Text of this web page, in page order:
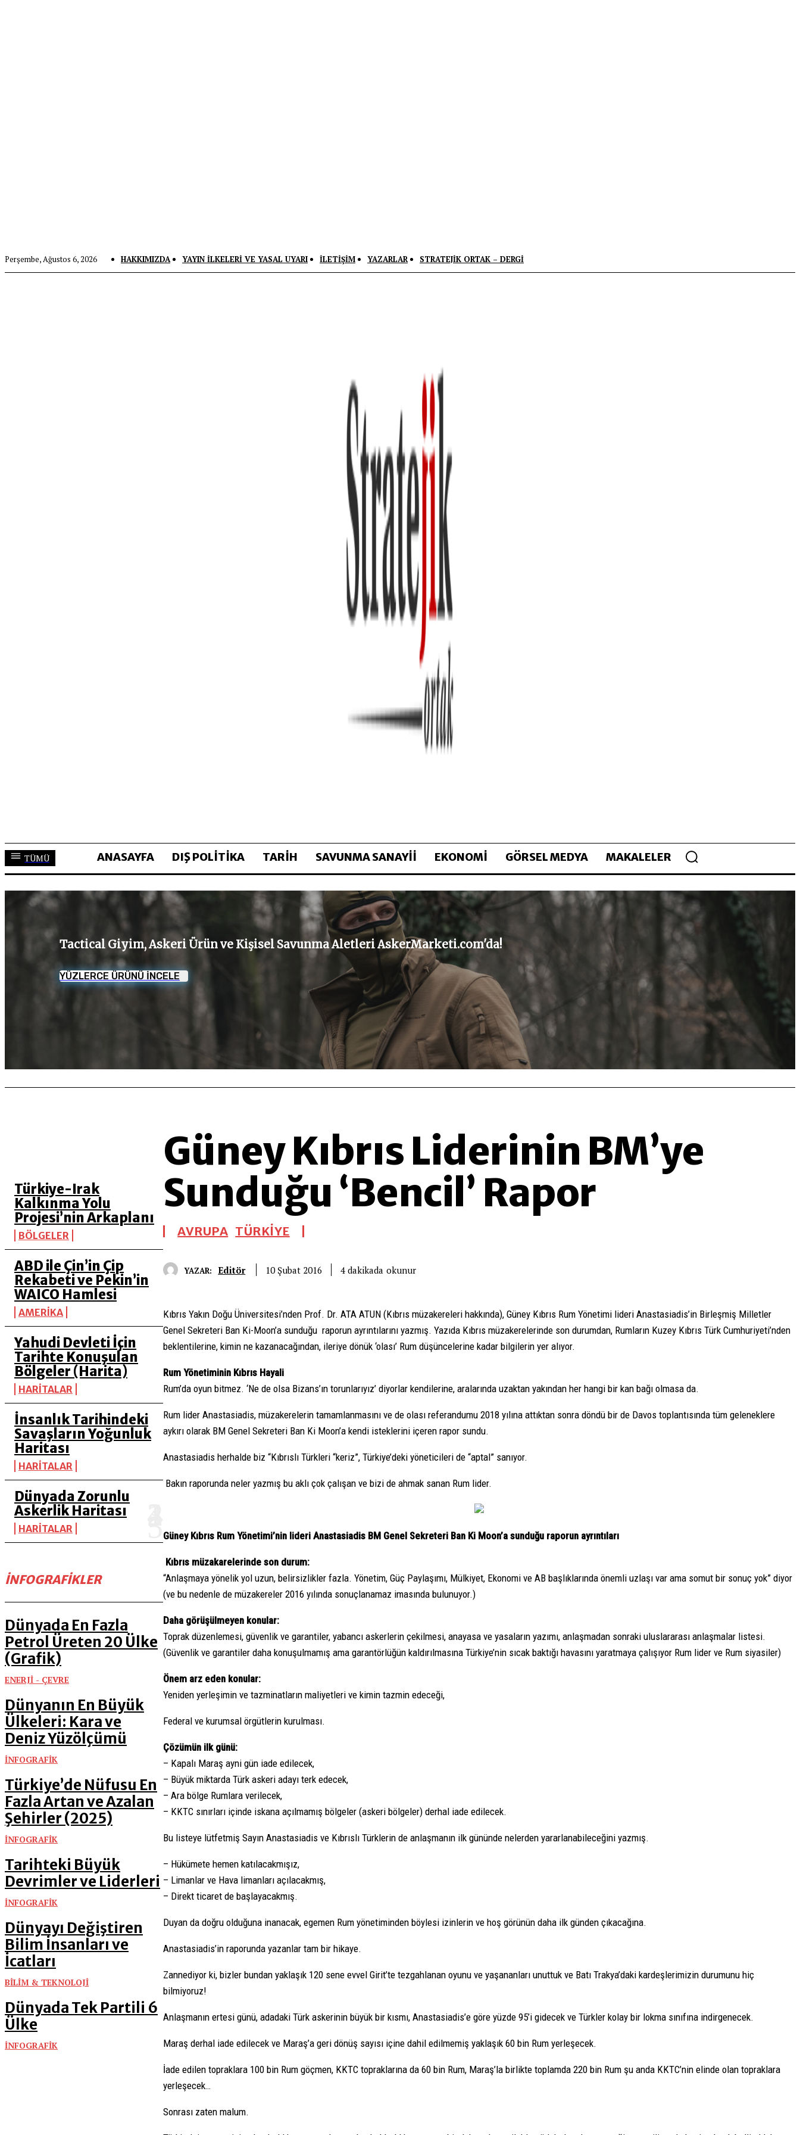
Perşembe, Ağustos 6, 2026 HAKKIMIZDA YAYIN İLKELERI VE YASAL UYARI İLETIŞIM YAZARLAR STRATEJIK ORTAK – DERGI
TÜMÜ ANASAYFA DIŞ POLİTİKA TARİH SAVUNMA SANAYİİ EKONOMİ GÖRSEL MEDYA MAKALELER
Tactical Giyim, Askeri Ürün ve Kişisel Savunma Aletleri AskerMarketi.com'da!
YÜZLERCE ÜRÜNÜ İNCELE
Türkiye-Irak
Kalkınma Yolu
Projesi’nin Arkaplanı
BÖLGELER
ABD ile Çin’in Çip
Rekabeti ve Pekin’in
WAICO Hamlesi
AMERİKA
Yahudi Devleti İçin
Tarihte Konuşulan
Bölgeler (Harita)
HARİTALAR
İnsanlık Tarihindeki
Savaşların Yoğunluk
Haritası
HARİTALAR
Dünyada Zorunlu
Askerlik Haritası
HARİTALAR
İNFOGRAFIKLER
Dünyada En Fazla
Petrol Üreten 20 Ülke
(Grafik)
ENERJİ - ÇEVRE
Dünyanın En Büyük
Ülkeleri: Kara ve
Deniz Yüzölçümü
İNFOGRAFİK
Türkiye’de Nüfusu En
Fazla Artan ve Azalan
Şehirler (2025)
İNFOGRAFİK
Tarihteki Büyük
Devrimler ve Liderleri
İNFOGRAFİK
Dünyayı Değiştiren
Bilim İnsanları ve
İcatları
BİLİM & TEKNOLOJİ
Dünyada Tek Partili 6
Ülke
İNFOGRAFİK
Güney Kıbrıs Liderinin BM’ye
Sunduğu ‘Bencil’ Rapor
AVRUPA TÜRKİYE
YAZAR: Editör 10 Şubat 2016 4 dakikada okunur
Kıbrıs Yakın Doğu Üniversitesi’nden Prof. Dr. ATA ATUN (Kıbrıs müzakereleri hakkında), Güney Kıbrıs Rum Yönetimi lideri Anastasiadis’in Birleşmiş Milletler
Genel Sekreteri Ban Ki-Moon’a sunduğu raporun ayrıntılarını yazmış. Yazıda Kıbrıs müzakerelerinde son durumdan, Rumların Kuzey Kıbrıs Türk Cumhuriyeti’nden
beklentilerine, kimin ne kazanacağından, ileriye dönük ‘olası’ Rum düşüncelerine kadar bilgilerin yer alıyor.
Rum Yönetiminin Kıbrıs Hayali
Rum’da oyun bitmez. ‘Ne de olsa Bizans’ın torunlarıyız’ diyorlar kendilerine, aralarında uzaktan yakından her hangi bir kan bağı olmasa da.
Rum lider Anastasiadis, müzakerelerin tamamlanmasını ve de olası referandumu 2018 yılına attıktan sonra döndü bir de Davos toplantısında tüm geleneklere
aykırı olarak BM Genel Sekreteri Ban Ki Moon’a kendi isteklerini içeren rapor sundu.
Anastasiadis herhalde biz “Kıbrıslı Türkleri “keriz”, Türkiye’deki yöneticileri de “aptal” sanıyor.
Bakın raporunda neler yazmış bu aklı çok çalışan ve bizi de ahmak sanan Rum lider.
Güney Kıbrıs Rum Yönetimi’nin lideri Anastasiadis BM Genel Sekreteri Ban Ki Moon’a sunduğu raporun ayrıntıları
Kıbrıs müzakarelerinde son durum:
“Anlaşmaya yönelik yol uzun, belirsizlikler fazla. Yönetim, Güç Paylaşımı, Mülkiyet, Ekonomi ve AB başlıklarında önemli uzlaşı var ama somut bir sonuç yok” diyor
(ve bu nedenle de müzakereler 2016 yılında sonuçlanamaz imasında bulunuyor.)
Daha görüşülmeyen konular:
Toprak düzenlemesi, güvenlik ve garantiler, yabancı askerlerin çekilmesi, anayasa ve yasaların yazımı, anlaşmadan sonraki uluslararası anlaşmalar listesi.
(Güvenlik ve garantiler daha konuşulmamış ama garantörlüğün kaldırılmasına Türkiye’nin sıcak baktığı havasını yaratmaya çalışıyor Rum lider ve Rum siyasiler)
Önem arz eden konular:
Yeniden yerleşimin ve tazminatların maliyetleri ve kimin tazmin edeceği,
Federal ve kurumsal örgütlerin kurulması.
Çözümün ilk günü:
– Kapalı Maraş ayni gün iade edilecek,
– Büyük miktarda Türk askeri adayı terk edecek,
– Ara bölge Rumlara verilecek,
– KKTC sınırları içinde iskana açılmamış bölgeler (askeri bölgeler) derhal iade edilecek.
Bu listeye lütfetmiş Sayın Anastasiadis ve Kıbrıslı Türklerin de anlaşmanın ilk gününde nelerden yararlanabileceğini yazmış.
– Hükümete hemen katılacakmışız,
– Limanlar ve Hava limanları açılacakmış,
– Direkt ticaret de başlayacakmış.
Duyan da doğru olduğuna inanacak, egemen Rum yönetiminden böylesi izinlerin ve hoş görünün daha ilk günden çıkacağına.
Anastasiadis’in raporunda yazanlar tam bir hikaye.
Zannediyor ki, bizler bundan yaklaşık 120 sene evvel Girit’te tezgahlanan oyunu ve yaşananları unuttuk ve Batı Trakya’daki kardeşlerimizin durumunu hiç
bilmiyoruz!
Anlaşmanın ertesi günü, adadaki Türk askerinin büyük bir kısmı, Anastasiadis’e göre yüzde 95’i gidecek ve Türkler kolay bir lokma sınıfına indirgenecek.
Maraş derhal iade edilecek ve Maraş’a geri dönüş sayısı içine dahil edilmemiş yaklaşık 60 bin Rum yerleşecek.
İade edilen topraklara 100 bin Rum göçmen, KKTC topraklarına da 60 bin Rum, Maraş’la birlikte toplamda 220 bin Rum şu anda KKTC’nin elinde olan topraklara
yerleşecek…
Sonrası zaten malum.